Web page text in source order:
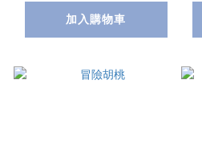
加入購物車